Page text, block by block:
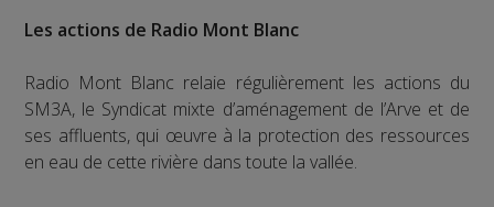
Les actions de Radio Mont Blanc
Radio Mont Blanc relaie régulièrement les actions du
SM3A, le Syndicat mixte d’aménagement de l’Arve et de
ses affluents, qui œuvre à la protection des ressources
en eau de cette rivière dans toute la vallée.